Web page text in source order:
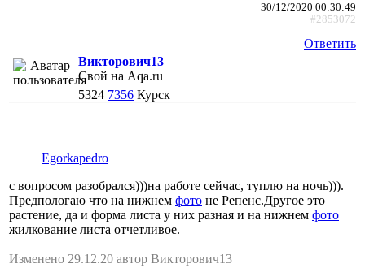
30/12/2020 00:30:49
#2853072
Ответить
Викторович13
Свой на Aqa.ru
5324 7356 Курск
Egorkapedro
с вопросом разобрался)))на работе сейчас, туплю на ночь))).
Предпологаю что на нижнем фото не Репенс.Другое это
растение, да и форма листа у них разная и на нижнем фото
жилкование листа отчетливое.
Изменено 29.12.20 автор Викторович13